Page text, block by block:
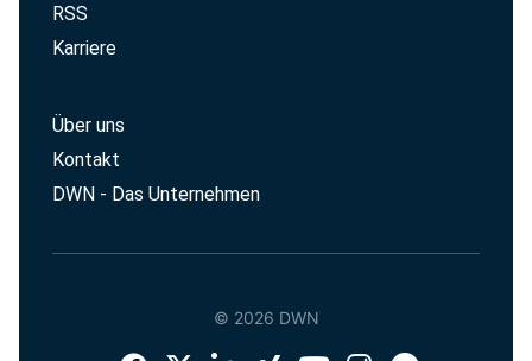
RSS
Karriere
Über uns
Kontakt
DWN - Das Unternehmen
© 2026 DWN